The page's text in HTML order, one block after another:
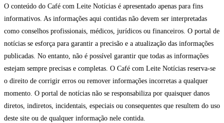
O conteúdo do Café com Leite Notícias é apresentado apenas para fins
informativos. As informações aqui contidas não devem ser interpretadas
como conselhos profissionais, médicos, jurídicos ou financeiros. O portal de
notícias se esforça para garantir a precisão e a atualização das informações
publicadas. No entanto, não é possível garantir que todas as informações
estejam sempre precisas e completas. O Café com Leite Notícias reserva-se
o direito de corrigir erros ou remover informações incorretas a qualquer
momento. O portal de notícias não se responsabiliza por quaisquer danos
diretos, indiretos, incidentais, especiais ou consequentes que resultem do uso
deste site ou de qualquer informação nele contida.